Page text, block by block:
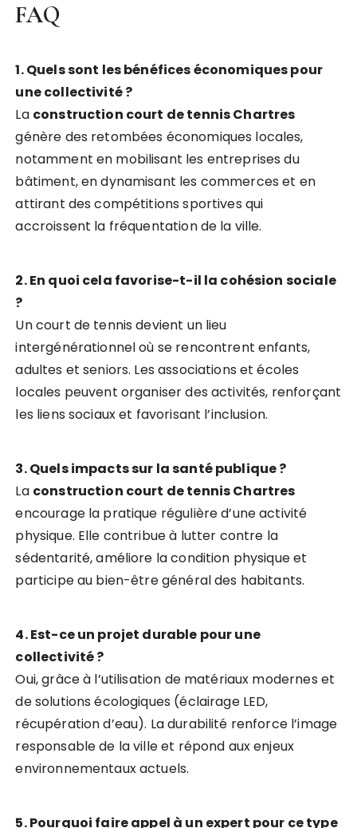
FAQ
1. Quels sont les bénéfices économiques pour
une collectivité ?
La construction court de tennis Chartres
génère des retombées économiques locales,
notamment en mobilisant les entreprises du
bâtiment, en dynamisant les commerces et en
attirant des compétitions sportives qui
accroissent la fréquentation de la ville.
2. En quoi cela favorise-t-il la cohésion sociale
?
Un court de tennis devient un lieu
intergénérationnel où se rencontrent enfants,
adultes et seniors. Les associations et écoles
locales peuvent organiser des activités, renforçant
les liens sociaux et favorisant l’inclusion.
3. Quels impacts sur la santé publique ?
La construction court de tennis Chartres
encourage la pratique régulière d’une activité
physique. Elle contribue à lutter contre la
sédentarité, améliore la condition physique et
participe au bien-être général des habitants.
4. Est-ce un projet durable pour une
collectivité ?
Oui, grâce à l’utilisation de matériaux modernes et
de solutions écologiques (éclairage LED,
récupération d’eau). La durabilité renforce l’image
responsable de la ville et répond aux enjeux
environnementaux actuels.
5. Pourquoi faire appel à un expert pour ce type